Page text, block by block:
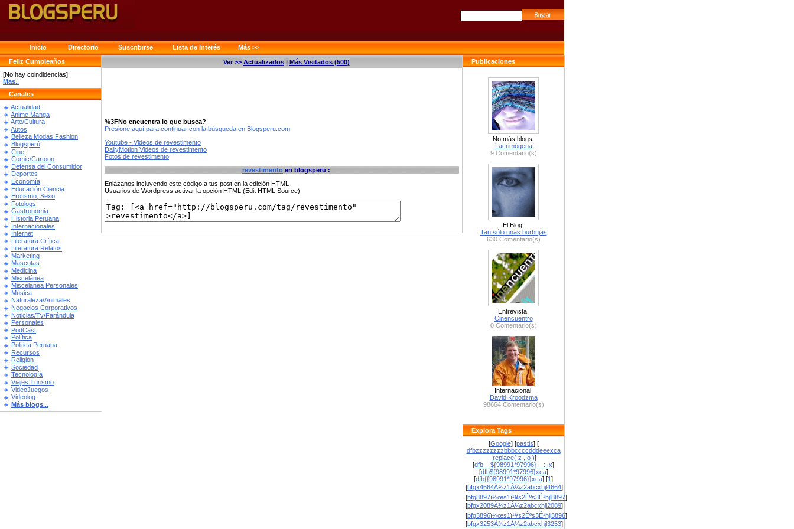
Inicio Directorio Suscribirse Lista de Interés
Más >>
Feliz Cumpleaños
[No hay coindidencias]
Mas..
Canales
Actualidad
Anime Manga
Arte/Cultura
Autos
Belleza Modas Fashion
Blogsperú
Cine
Comic/Cartoon
Defensa del Consumidor
Deportes
Economía
Educación Ciencia
Erotismo, Sexo
Fotologs
Gastronomia
Historia Peruana
Internacionales
Internet
Literatura Crítica
Literatura Relatos
Marketing
Mascotas
Medicina
Miscelánea
Miscelanea Personales
Música
Naturaleza/Animales
Negocios Corporativos
Noticias/Tv/Farándula
Personales
PodCast
Política
Politica Peruana
Recursos
Religión
Sociedad
Tecnología
Viajes Turismo
VideoJuegos
Videolog
Más blogs...
Publicaciones
No más blogs:
Lacrimógena
9 Comentario(s)
El Blog:
Tan sólo unas burbujas
630 Comentario(s)
Entrevista:
Cinencuentro
0 Comentario(s)
Internacional:
David Kroodzma
98664 Comentario(s)
Explora Tags
[Google] [pastis] [
dfbzzzzzzzzbbbccccdddeeexca
.replace( z , o )]
[dfb__${98991*97996}__::.x]
[dfb${98991*97996}xca]
[dfb{{98991*97996}}xca] [1]
[bfgx4664À¾z1À¼z2abcxhjl4664]
[bfg8897ï¼œs1ï¹¥s2Êºs3Ê¹hjl8897]
[bfgx2089À¾z1À¼z2abcxhjl2089]
[bfg3896ï¼œs1ï¹¥s2Êºs3Ê¹hjl3896]
[bfgx3253À¾z1À¼z2abcxhjl3253]
Ver >> Actualizados| Más Visitados (500)
%3FNo encuentra lo que busca?
Presione aquí para continuar con la búsqueda en Blogsperu.com
Youtube - Videos de revestimento
DailyMotion Videos de revestimento
Fotos de revestimento
revestimento en blogsperu :
Enlázanos incluyendo este código a tus post en la edición HTML
Usuarios de Wordpress activar la opción HTML (Edit HTML Source)